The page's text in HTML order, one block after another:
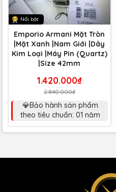
Nổi bật
Emporio Armani Mặt Tròn
|Mặt Xanh |Nam Giới |Dây
Kim Loại |Máy Pin (Quartz)
|Size 42mm
1.420.000₫
2.840.000₫
💎Bảo hành sản phẩm
theo tiêu chuẩn: 01 năm